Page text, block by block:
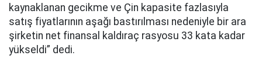
kaynaklanan gecikme ve Çin kapasite fazlasıyla
satış fiyatlarının aşağı bastırılması nedeniyle bir ara
şirketin net finansal kaldıraç rasyosu 33 kata kadar
yükseldi” dedi.